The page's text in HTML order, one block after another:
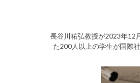
長谷川祐弘教授が2023年12
た200人以上の学生が国際